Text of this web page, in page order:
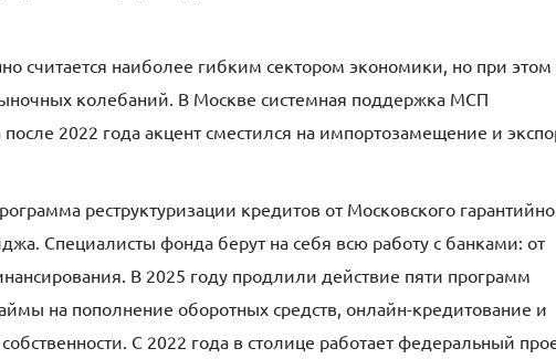
считается наиболее гибким сектором экономики, но при этом
колебаний. В Москве системная поддержка МСП
после 2022 года акцент сместился на импортозамещение и
реструктуризации кредитов от Московского
Специалисты фонда берут на себя всю работу с банками: от
В 2025 году продлили действие пяти программ
на пополнение оборотных средств, онлайн-кредитование и
С 2022 года в столице работает федеральный